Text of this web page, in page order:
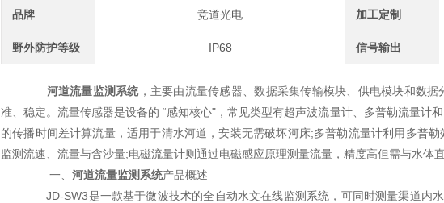
品牌 竞道光电 加工定制
野外防护等级 IP68 信号输出
河道流量监测系统，主要由流量传感器、数据采集传输模块、供电模块和数
准、稳定。流量传感器是设备的 “感知核心"，常见类型有超声波流量计、多普勒流量计
的传播时间差计算流量，适用于清水河道，安装无需破坏河床;多普勒流量计利用多普
监测流速、流量与含沙量;电磁流量计则通过电磁感应原理测量流量，精度高但需与水体
一、 河道流量监测系统产品概述
JD-SW3是一款基于微波技术的全自动水文在线监测系统，可同时测量渠道内